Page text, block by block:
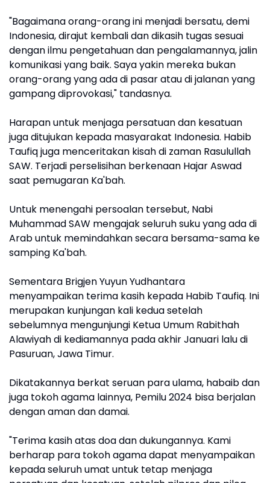
"Bagaimana orang-orang ini menjadi bersatu, demi
Indonesia, dirajut kembali dan dikasih tugas sesuai
dengan ilmu pengetahuan dan pengalamannya, jalin
komunikasi yang baik. Saya yakin mereka bukan
orang-orang yang ada di pasar atau di jalanan yang
gampang diprovokasi," tandasnya.
Harapan untuk menjaga persatuan dan kesatuan
juga ditujukan kepada masyarakat Indonesia. Habib
Taufiq juga menceritakan kisah di zaman Rasulullah
SAW. Terjadi perselisihan berkenaan Hajar Aswad
saat pemugaran Ka'bah.
Untuk menengahi persoalan tersebut, Nabi
Muhammad SAW mengajak seluruh suku yang ada di
Arab untuk memindahkan secara bersama-sama ke
samping Ka'bah.
Sementara Brigjen Yuyun Yudhantara
menyampaikan terima kasih kepada Habib Taufiq. Ini
merupakan kunjungan kali kedua setelah
sebelumnya mengunjungi Ketua Umum Rabithah
Alawiyah di kediamannya pada akhir Januari lalu di
Pasuruan, Jawa Timur.
Dikatakannya berkat seruan para ulama, habaib dan
juga tokoh agama lainnya, Pemilu 2024 bisa berjalan
dengan aman dan damai.
"Terima kasih atas doa dan dukungannya. Kami
berharap para tokoh agama dapat menyampaikan
kepada seluruh umat untuk tetap menjaga